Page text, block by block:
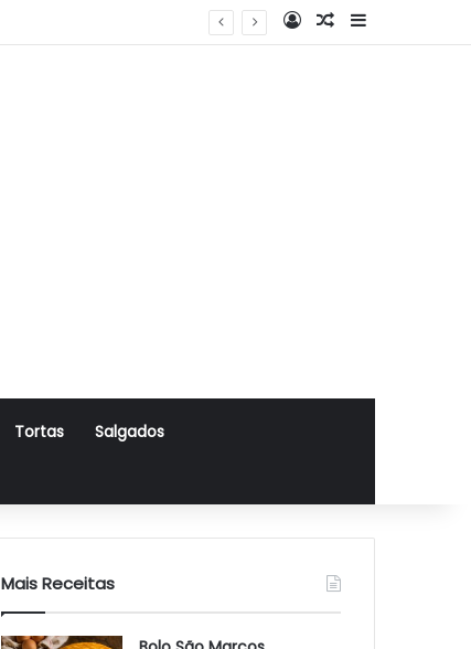
Log InArtigo Aleatório
Sidebar
Tortas Salgados
Mais Receitas